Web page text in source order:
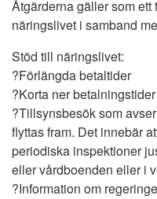
Åtgärderna gäller som
näringslivet i samband
Stöd till näringslivet:
?Förlängda betaltider
?Korta ner
?Tillsynsbesök som
flyttas fram. Det innebär
periodiska inspektioner
eller vårdboenden eller i
?Information om